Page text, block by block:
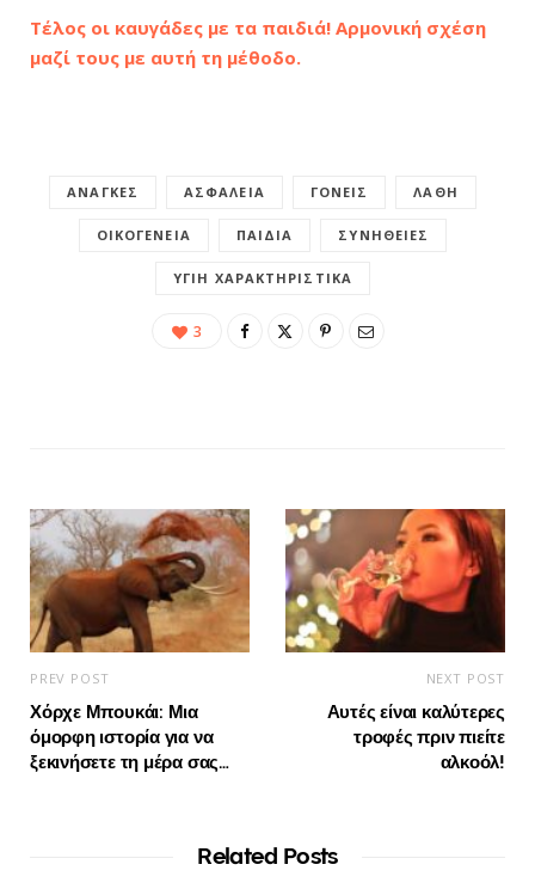
Τέλος οι καυγάδες με τα παιδιά! Αρμονική σχέση
μαζί τους με αυτή τη μέθοδο.
ΑΝΆΓΚΕΣ ΑΣΦΆΛΕΙΑ ΓΟΝΕΊΣ ΛΆΘΗ
ΟΙΚΟΓΈΝΕΙΑ ΠΑΙΔΙΆ ΣΥΝΉΘΕΙΕΣ
ΥΓΙΉ ΧΑΡΑΚΤΗΡΙΣΤΙΚΆ
3
PREV POST
Χόρχε Μπουκάι: Μια
όμορφη ιστορία για να
ξεκινήσετε τη μέρα σας…
NEXT POST
Αυτές είναι καλύτερες
τροφές πριν πιείτε
αλκοόλ!
Related Posts